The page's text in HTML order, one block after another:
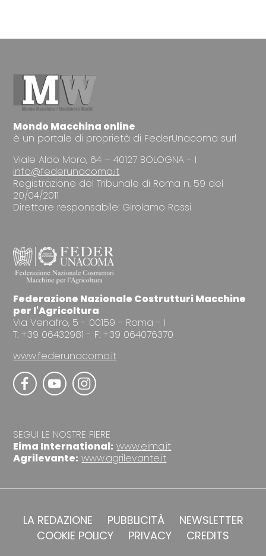
Mondo Macchina online
è un portale di proprietà di FederUnacoma surl
Viale Aldo Moro, 64 – 40127 BOLOGNA - I
info@federunacoma.it
Registrazione del Tribunale di Roma n. 59 del
20/04/2011
Direttore responsabile: Girolamo Rossi
Federazione Nazionale Costrutturi Macchine
per l'Agricoltura
Via Venafro, 5 - 00159 - Roma - I
T: +39 06432981 - F: +39 064076370
www.federunacoma.it
SEGUI LE NOSTRE FIERE
Eima International: www.eima.it
Agrilevante: www.agrilevante.it
LA REDAZIONE PUBBLICITÀ
NEWSLETTER
COOKIE POLICY
PRIVACY CREDITS